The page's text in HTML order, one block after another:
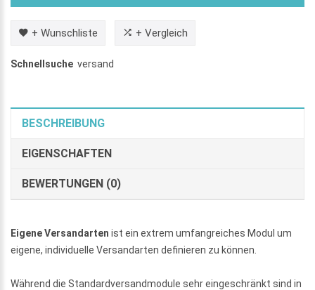
+ Wunschliste + Vergleich
Schnellsuche versand
BESCHREIBUNG
EIGENSCHAFTEN
BEWERTUNGEN (0)
Eigene Versandarten ist ein extrem umfangreiches Modul um
eigene, individuelle Versandarten definieren zu können.
Während die Standardversandmodule sehr eingeschränkt sind in